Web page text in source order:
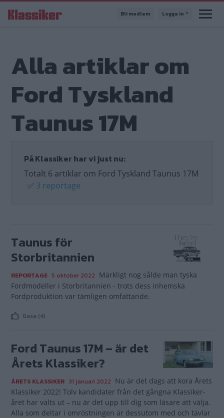
till
Bli medlem Logga in
Alla artiklar om
Ford Tyskland
Taunus 17M
På Klassiker har vi just nu:
Totalt 6 artiklar om Ford Tyskland Taunus 17M
✅ 3 reportage
Taunus för
Storbritannien
REPORTAGE 5 oktober 2022 Märkligt nog sålde man tyska
Fordmodeller i Storbritannien - trots dess inhemska
Fordproduktion var tämligen omfattande.
Gasa (4)
Ford Taunus 17M – är det
Årets Klassiker?
ÅRETS KLASSIKER 31 januari 2022 Nu är det dags att kora Årets
Klassiker 2022! Tolv kandidater från det gångna Klassiker-
året har valts ut – nu är det upp till dig som läsare att välja.
Alla som deltar i omröstningen är dessutom med och tävlar